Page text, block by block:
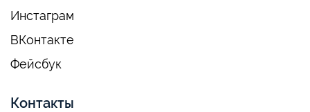
Инстаграм
ВКонтакте
Фейсбук
Контакты